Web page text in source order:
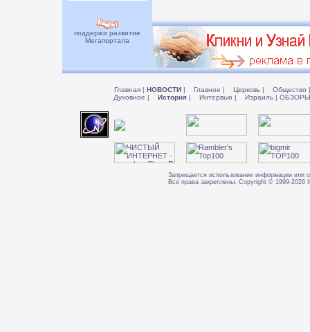
поддержи развитие
Мегапортала
Главная | НОВОСТИ | Главное | Церковь | Общество |
Духовное | История | Интервью | Израиль |
Запрещается использование информации или
Все права закреплены. Copyright © 1999-